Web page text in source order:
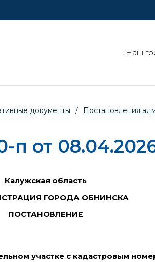
Наш
документы / Постановления
п от
Калужская область
ГОРОДА ОБНИНСКА
ПОСТАНОВЛЕНИЕ
участке с кадастровым